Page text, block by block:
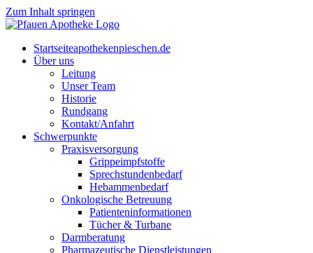
Zum Inhalt springen
Start­sei­teapothekenpieschen.de
Über uns
Lei­tung
Unser Team
His­to­rie
Rund­gang
Kontakt/Anfahrt
Schwer­punk­te
Pra­xis­ver­sor­gung
Grip­pe­impf­stof­fe
Sprech­stun­den­be­darf
Heb­am­men­be­darf
Onko­lo­gi­sche Betreuung
Pati­en­ten­in­for­ma­tio­nen
Tücher & Turbane
Darm­be­ra­tung
Phar­ma­zeu­ti­sche Dienstleistungen